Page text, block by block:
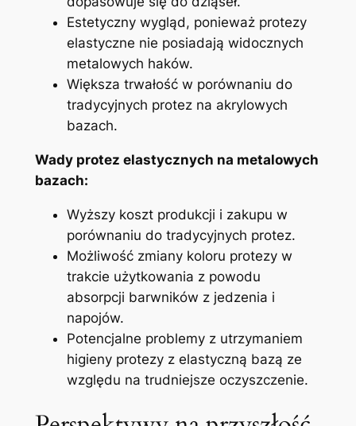
Estetyczny wygląd, ponieważ‍ protezy
elastyczne ⁣nie posiadają ‌widocznych
metalowych haków.
Większa trwałość w porównaniu do
tradycyjnych protez na akrylowych
bazach.
Wady protez elastycznych na⁤ metalowych
bazach:
Wyższy ⁢koszt produkcji i zakupu​ w
‌porównaniu do tradycyjnych protez.
Możliwość zmiany koloru protezy w
trakcie ⁤użytkowania ‍z powodu⁤
absorpcji‍ barwników z jedzenia i
napojów.
Potencjalne problemy z utrzymaniem
higieny protezy z elastyczną bazą ze
względu na⁣ trudniejsze ⁣oczyszczenie.